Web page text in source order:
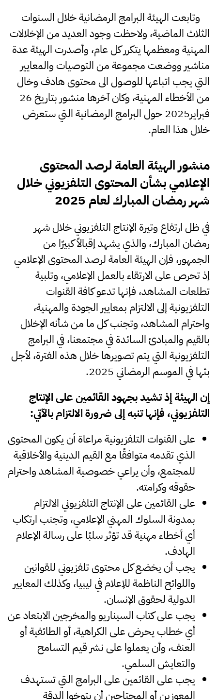
وتابعت الهيئة البرامج الرمضانية خلال السنوات
الثلاث الماضية، ولاحظت وجود العديد من الإخلالات
المهنية ومعظمها يتكرر كل عام، وأصدرت الهيئة عدة
مناشير ووضعت مجموعة من التوصيات والمعايير
التي يجب اتباعها للوصول الى محتوى هادف وخال
من الأخطاء المهنية، وكان آخرها منشور بتاريخ 26
فبراير2025 حول البرامج الرمضانية التي ستعرض
خلال هذا العام.
منشور الهيئة العامة لرصدالمحتوى
الإعلاميبشأن المحتوى التلفزيونيخلال
شهر رمضان المبارك لعام
في ظل ارتفاع وتيرة الإنتاج التلفزيوني خلال شهر
رمضان المبارك، والذي يشهد إقبالاً كبيرًا من
الجمهور، فإن الهيئة العامة لرصد المحتوى الإعلامي
إذ تحرص على الارتقاء بالعمل الإعلامي، وتلبية
تطلعات المشاهد، فإنها تدعو كافة القنوات
التلفزيونية إلى الالتزام بمعايير الجودة والمهنية،
واحترام المشاهد، وتجنب كل ما من شأنه الإخلال
بالقيم والمبادئ السائدة في مجتمعنا، في البرامج
التلفزيونية التي يتم تصويرها خلال هذه الفترة، لأجل
بثها في الموسم الرمضاني 2025.
إن الهيئة إذ تشيد بجهود القائمين على الإنتاج
التلفزيوني، فإنها تنبه إلى ضرورة الالتزام بالآتي:
على القنوات التلفزيونية مراعاة أن يكون المحتوى
الذي تقدمه متوافقًا مع القيم الدينية والأخلاقية
للمجتمع، وأن يراعي خصوصية المشاهد واحترام
حقوقه وكرامته.
على القائمين على الإنتاج التلفزيوني الالتزام
بمدونة السلوك المهني الإعلامي، وتجنب ارتكاب
أي أخطاء مهنية قد تؤثر سلبًا على رسالة الإعلام
الهادف.
يجب أن يخضع كل محتوى تلفزيوني للقوانين
واللوائح الناظمة للإعلام في ليبيا، وكذلك المعايير
الدولية لحقوق الإنسان.
يجب على كتاب السيناريو والمخرجين الابتعاد عن
أي خطاب يحرض على الكراهية، أو الطائفية أو
العنف، وأن يعملوا على نشر قيم التسامح
والتعايش السلمي.
يجب على القائمين على البرامج التي تستهدف
المعوزين أو المحتاجين أن يتوخوا الدقة